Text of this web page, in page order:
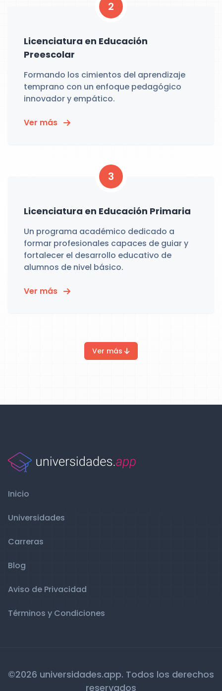
2
Licenciatura en Educación
Preescolar
Formando los cimientos del aprendizaje
temprano con un enfoque pedagógico
innovador y empático.
Ver más
3
Licenciatura en Educación Primaria
Un programa académico dedicado a
formar profesionales capaces de guiar y
fortalecer el desarrollo educativo de
alumnos de nivel básico.
Ver más
Ver más
Inicio
Universidades
Carreras
Blog
Aviso de Privacidad
Términos y Condiciones
©2026 universidades.app. Todos los derechos
reservados